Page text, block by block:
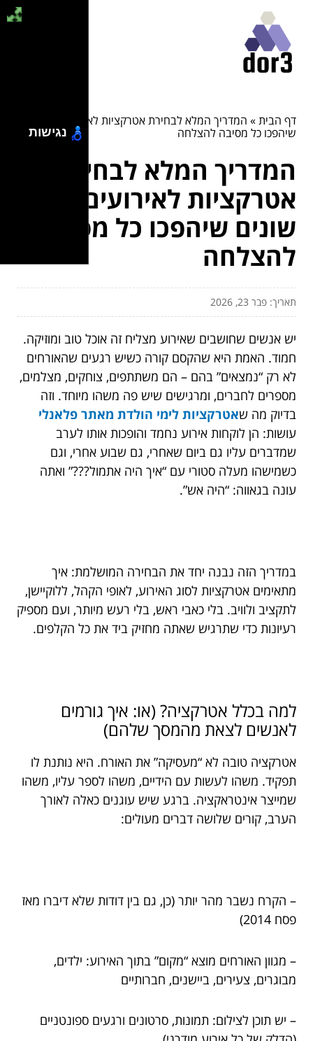
דף הבית» המדריך המלא לבחירת אטרקציות לאירועים שונים
שיהפכו כל מסיבה להצלחה
המדריך המלא לבחירת
אטרקציות לאירועים
שונים שיהפכו כל מסיבה
להצלחה
תאריך: פבר 23, 2026
יש אנשים שחושבים שאירוע מצליח זה אוכל טוב ומוזיקה.
חמוד. האמת היא שהקסם קורה כשיש רגעים שהאורחים
לא רק “נמצאים” בהם – הם משתתפים, צוחקים, מצלמים,
מספרים לחברים, ומרגישים שיש פה משהו מיוחד. וזה
בדיוק מה שאטרקציות לימי הולדת מאתר פלאנלי
עושות: הן לוקחות אירוע נחמד והופכות אותו לערב
שמדברים עליו גם ביום שאחרי, גם שבוע אחרי, וגם
כשמישהו מעלה סטורי עם “איך היה אתמול???” ואתה
עונה בגאווה: “היה אש”.
במדריך הזה נבנה יחד את הבחירה המושלמת: איך
מתאימים אטרקציות לסוג האירוע, לאופי הקהל, ללוקיישן,
לתקציב ולוויב. בלי כאבי ראש, בלי רעש מיותר, ועם מספיק
רעיונות כדי שתרגיש שאתה מחזיק ביד את כל הקלפים.
למה בכלל אטרקציה? (או: איך גורמים
לאנשים לצאת מהמסך שלהם)
אטרקציה טובה לא “מעסיקה” את האורח. היא נותנת לו
תפקיד. משהו לעשות עם הידיים, משהו לספר עליו, משהו
שמייצר אינטראקציה. ברגע שיש עוגנים כאלה לאורך
הערב, קורים שלושה דברים מעולים:
– הקרח נשבר מהר יותר (כן, גם בין דודות שלא דיברו מאז
פסח 2014)
– מגוון האורחים מוצא “מקום” בתוך האירוע: ילדים,
מבוגרים, צעירים, ביישנים, חברותיים
– יש תוכן לצילום: תמונות, סרטונים ורגעים ספונטניים
נגישות